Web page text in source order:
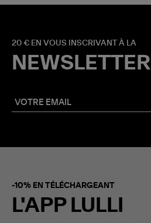
20 € EN VOUS INSCRIVANT À LA
NEWSLETTER
-10% EN TÉLÉCHARGEANT
L'APP LULLI